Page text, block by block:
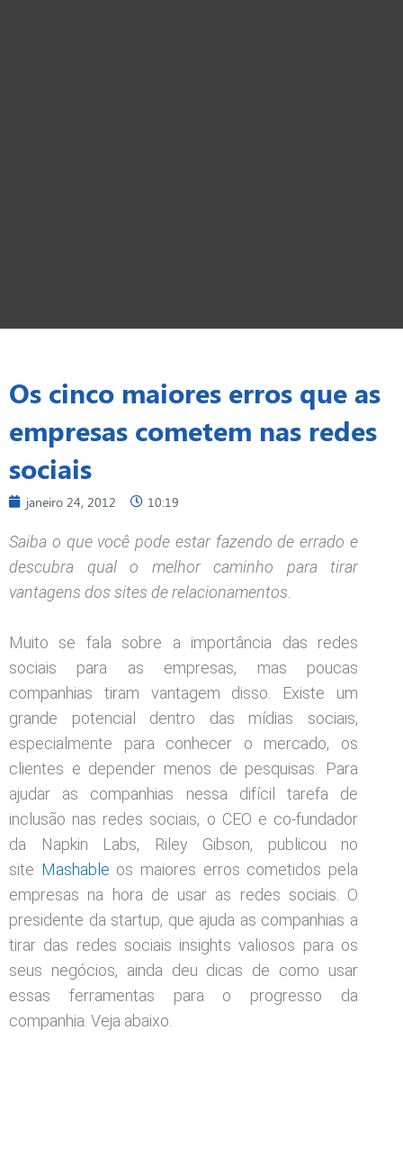
Os cinco maiores erros que as
empresas cometem nas redes
sociais
janeiro 24, 2012 10:19
Saiba o que você pode estar fazendo de errado e
descubra qual o melhor caminho para tirar
vantagens dos sites de relacionamentos.
Muito se fala sobre a importância das redes
sociais para as empresas, mas poucas
companhias tiram vantagem disso. Existe um
grande potencial dentro das mídias sociais,
especialmente para conhecer o mercado, os
clientes e depender menos de pesquisas. Para
ajudar as companhias nessa difícil tarefa de
inclusão nas redes sociais, o CEO e co-fundador
da Napkin Labs, Riley Gibson, publicou no
site Mashable os maiores erros cometidos pela
empresas na hora de usar as redes sociais. O
presidente da startup, que ajuda as companhias a
tirar das redes sociais insights valiosos para os
seus negócios, ainda deu dicas de como usar
essas ferramentas para o progresso da
companhia. Veja abaixo.